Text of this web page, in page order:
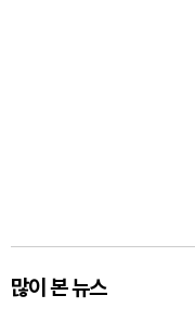
많이 본 뉴스